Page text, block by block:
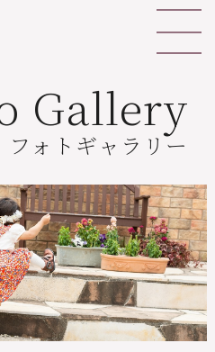
Gallery
フォトギャラリー